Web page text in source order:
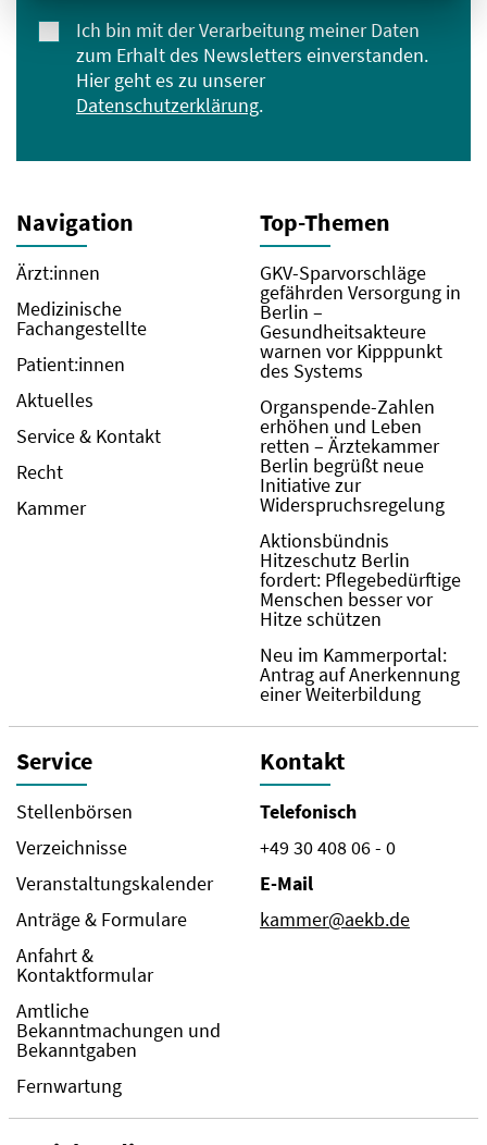
Ich bin mit der Verarbeitung meiner Daten
zum Erhalt des Newsletters einverstanden.
Hier geht es zu unserer
Datenschutzerklärung.
Navigation
Ärzt:innen
Medizinische
Fachangestellte
Patient:innen
Aktuelles
Service & Kontakt
Recht
Kammer
Top-Themen
GKV-Sparvorschläge
gefährden Versorgung in
Berlin –
Gesundheitsakteure
warnen vor Kipppunkt
des Systems
Organspende-Zahlen
erhöhen und Leben
retten – Ärztekammer
Berlin begrüßt neue
Initiative zur
Widerspruchsregelung
Aktionsbündnis
Hitzeschutz Berlin
fordert: Pflegebedürftige
Menschen besser vor
Hitze schützen
Neu im Kammerportal:
Antrag auf Anerkennung
einer Weiterbildung
Service
Stellenbörsen
Verzeichnisse
Veranstaltungskalender
Anträge & Formulare
Anfahrt &
Kontaktformular
Amtliche
Bekanntmachungen und
Bekanntgaben
Fernwartung
Kontakt
Telefonisch
+49 30 408 06 - 0
E-Mail
kammer@aekb.de